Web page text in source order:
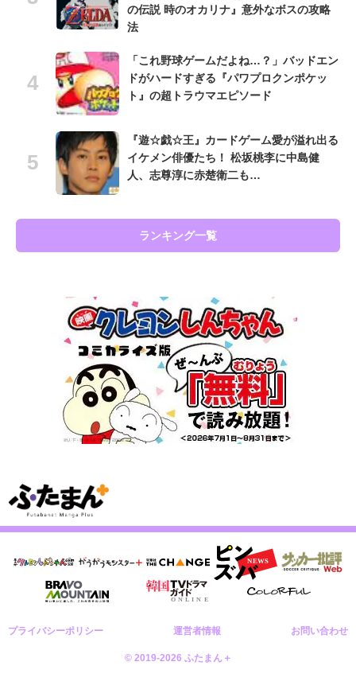
の伝説 時のオカリナ』意外なボスの攻略
法
「これ野球ゲームだよね…？」バッドエン
ドがハードすぎる『パワプロクンポケッ
ト』の超トラウマエピソード
『遊☆戯☆王』カードゲーム愛が溢れ出る
イケメン俳優たち！ 松坂桃李に中島健
人、志尊淳に赤楚衛二も…
ランキング一覧
プライバシーポリシー 運営者情報 お問い合わせ
© 2019-2026 ふたまん＋